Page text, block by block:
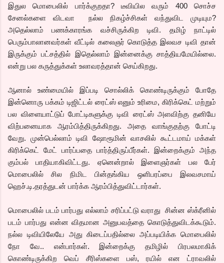
இதுல மொபைலில் பார்க்குறதா? டீவியில வரும் 400 சொச்ச
சேனல்களை விடவா நல்ல நிகழ்ச்சிகள் வந்துவிட முடியும?
அதெல்லாம் பணக்காரங்க வச்சிருக்கிற டிவி. தமிழ் நாட்டில்
பெரும்பாலானவர்கள் வீட்டில் கலைஞர் கொடுத்த இலவச டிவி தான்
இருக்கும் பட்சத்தில் இதெல்லாம் இன்னைக்கு சாத்தியமேயில்லை.
என்று பல கருத்துக்கள் உலாவரத்தான் செய்கிறது.
ஆனால் உண்மையில் இப்படி சொல்லிக் கொண்டிருக்கும் போதே
இன்னொரு பக்கம் டிஜிட்டல் ரைட்ஸ் எனும் உரிமை, கிரிக்கெட் மற்றும்
பல விளையாட்டுப் போட்டிகளுக்கு டிவி ரைட்ஸ் அளவிற்கு தனியே
விற்பனையாக ஆரம்பித்திருக்கிறது. அதை வாங்குதற்கு போட்டி
வேறு. முன்பெல்லாம் டிவி ஷோரூமின் வாசலில் கூட்டமாய் மக்கள்
கிரிக்கெட் மேட் பார்ப்பதை பார்த்திருப்பீர்கள். இன்றைக்கும் அந்த
கும்பல் பாதியாகிவிட்டது. ஏனென்றால் இளைஞர்கள் பல பேர்
மொபைலில் சில நிமிட பின்தங்கிய ஒளிபரப்பை இலவசமாய்
ஹெச்.டி.தரத்துடன் பார்க்க ஆரம்பித்துவிட்டார்கள்.
மொபைலில் படம் பார்பது எல்லாம் சரிப்பட்டு வராது சின்ன ஸ்க்ரீனில்
படம் பார்பது என்ன விதமான அனுபவத்தை கொடுத்துவிடக்கூடும்.
நல்ல டிவியிலேயே அது கிடைப்பதில்லை அப்படியிக்க மொபைலில்
நோ வே.. என்பார்கள். இன்றைக்கு தமிழில் பிரபலமாகிக்
கொண்டிருக்கிற வெப் சீரிஸ்களை பஸ், ரயில் என ட்ராவலில்